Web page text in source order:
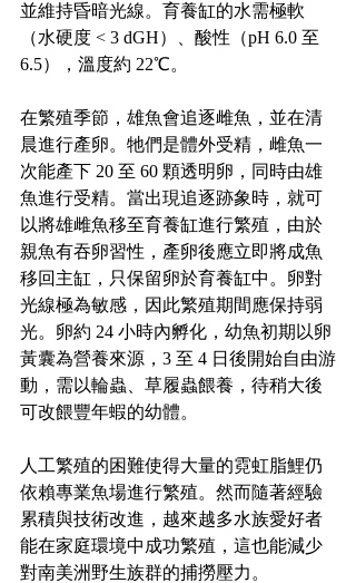
並維持昏暗光線。育養缸的水需極軟
（水硬度 < 3 dGH）、酸性（pH 6.0 至
6.5），溫度約 22℃。
在繁殖季節，雄魚會追逐雌魚，並在清
晨進行產卵。牠們是體外受精，雌魚一
次能產下 20 至 60 顆透明卵，同時由雄
魚進行受精。當出現追逐跡象時，就可
以將雄雌魚移至育養缸進行繁殖，由於
親魚有吞卵習性，產卵後應立即將成魚
移回主缸，只保留卵於育養缸中。卵對
光線極為敏感，因此繁殖期間應保持弱
光。卵約 24 小時內孵化，幼魚初期以卵
黃囊為營養來源，3 至 4 日後開始自由游
動，需以輪蟲、草履蟲餵養，待稍大後
可改餵豐年蝦的幼體。
人工繁殖的困難使得大量的霓虹脂鯉仍
依賴專業魚場進行繁殖。然而隨著經驗
累積與技術改進，越來越多水族愛好者
能在家庭環境中成功繁殖，這也能減少
對南美洲野生族群的捕撈壓力。